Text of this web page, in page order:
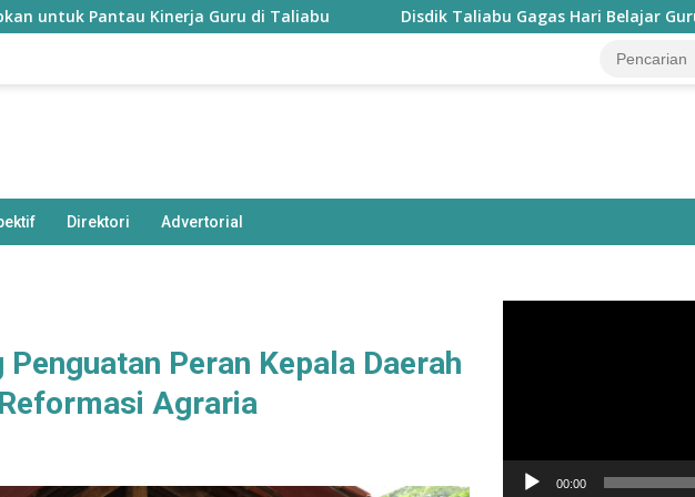
Pantau Kinerja Guru di Taliabu Disdik Taliabu Gagas Hari Belajar Guru, Bahasa
Direktori Advertorial
Peran Kepala Daerah
Agraria
00:00